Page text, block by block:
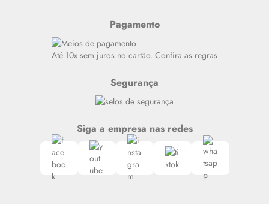
Siga nosso canal no Whatsapp
Pagamento
Até 10x sem juros no cartão. Confira as regras
Segurança
Siga a empresa nas redes